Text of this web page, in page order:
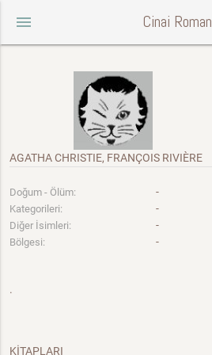
menu Cinai Roman
AGATHA CHRISTIE, FRANÇOIS RIVIÈRE
Doğum - Ölüm: -
Kategorileri: -
Diğer İsimleri: -
Bölgesi: -
.
KİTAPLARI